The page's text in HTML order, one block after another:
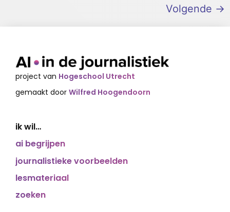
Volgende →
project van Hogeschool Utrecht
gemaakt door Wilfred Hoogendoorn
ik wil…
ai begrijpen
journalistieke voorbeelden
lesmateriaal
zoeken